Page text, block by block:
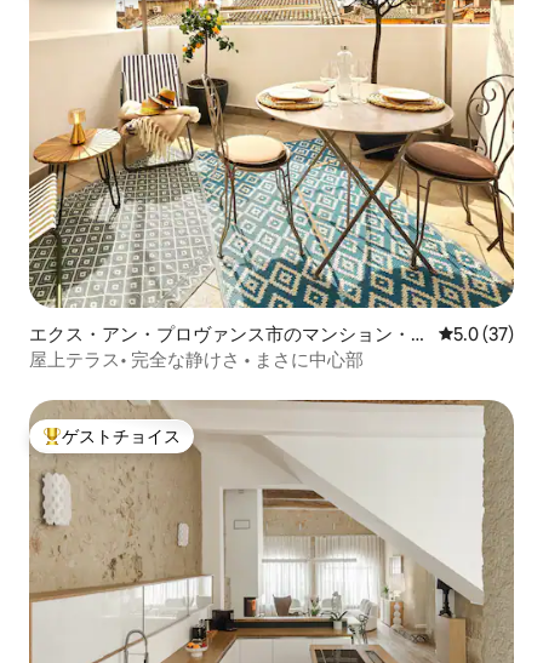
エクス・アン・プロヴァンス市のマンション・ア
パート
レビュー37
5.0 (37)
屋上テラス• 完全な静けさ • まさに中心部
大好評のゲストチョイスです。
ゲストチョイス